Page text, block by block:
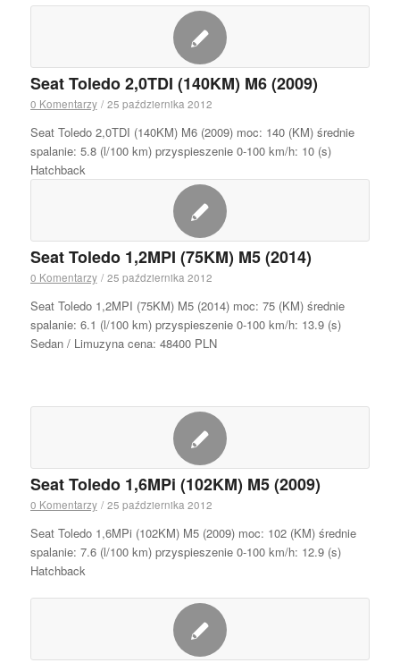
Seat Toledo 2,0TDI (140KM) M6 (2009)
0 Komentarzy / 25 października 2012
Seat Toledo 2,0TDI (140KM) M6 (2009) moc: 140 (KM) średnie
spalanie: 5.8 (l/100 km) przyspieszenie 0-100 km/h: 10 (s)
Hatchback
Seat Toledo 1,2MPI (75KM) M5 (2014)
0 Komentarzy / 25 października 2012
Seat Toledo 1,2MPI (75KM) M5 (2014) moc: 75 (KM) średnie
spalanie: 6.1 (l/100 km) przyspieszenie 0-100 km/h: 13.9 (s)
Sedan / Limuzyna cena: 48400 PLN
Seat Toledo 1,6MPi (102KM) M5 (2009)
0 Komentarzy / 25 października 2012
Seat Toledo 1,6MPi (102KM) M5 (2009) moc: 102 (KM) średnie
spalanie: 7.6 (l/100 km) przyspieszenie 0-100 km/h: 12.9 (s)
Hatchback